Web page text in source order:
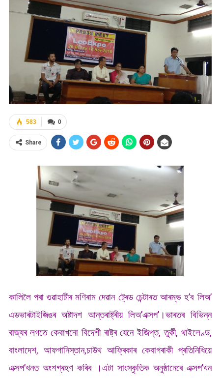
0
583
Share
কালিলৈ পৰা গুৱাহাটীৰ মণিৰাম দেৱান ট্ৰেড চেন্টাৰত আৰম্ভ হ’ব লিঅ’
এডভাৰটাইজিঙৰ অষ্টাদশ আন্তৰাষ্ট্ৰীয় লিঅ’এক্সপ’।ভাৰতৰ বিভিন্ন
ৰাজ্যৰ লগতে কেবাখনো বিদেশী ৰাষ্ট্ৰ যেনে ইজিপ্ত, তুৰ্কী, থাইলেণ্ড,
বাংলাদেশ, আফগানিস্তান,চাউথ আফ্ৰিকাৰ কেবাগৰাকী প্ৰতিনিধিয়ে
এক্সপ’খনত অংশগ্ৰহণ কৰিব ।এটা সাংস্কৃতিক অনুষ্ঠানেৰে এক্সপ’খন